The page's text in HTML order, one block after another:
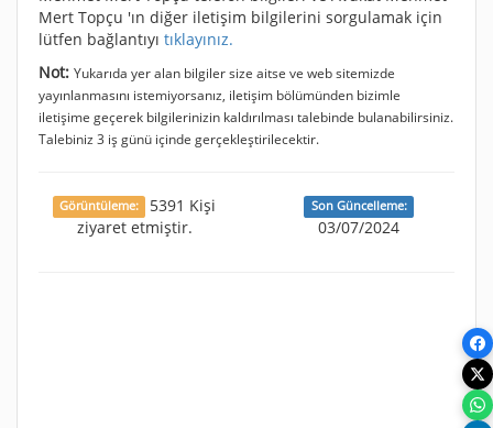
Mert Topçu 'ın diğer iletişim bilgilerini sorgulamak için
lütfen bağlantıyı tıklayınız.
Not: Yukarıda yer alan bilgiler size aitse ve web sitemizde
yayınlanmasını istemiyorsanız, iletişim bölümünden bizimle
iletişime geçerek bilgilerinizin kaldırılması talebinde bulanabilirsiniz.
Talebiniz 3 iş günü içinde gerçekleştirilecektir.
Görüntüleme:
5391 Kişi
ziyaret etmiştir.
Son Güncelleme:
03/07/2024